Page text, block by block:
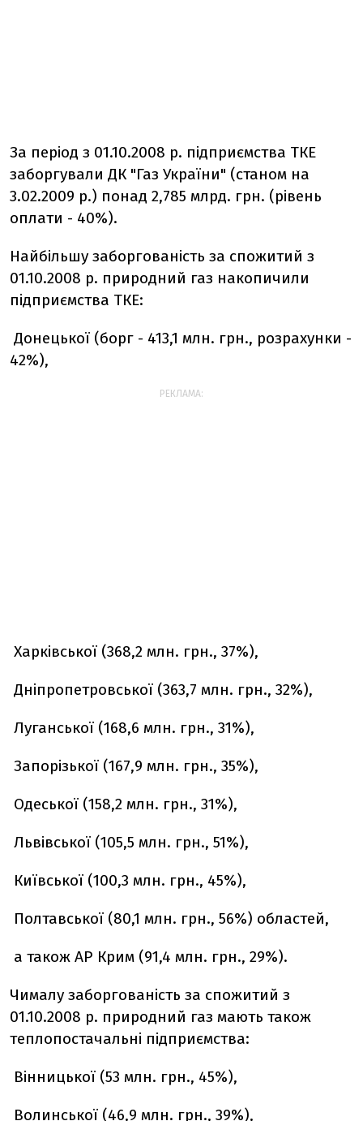
За період з 01.10.2008 р. підприємства ТКЕ
заборгували ДК "Газ України" (станом на
3.02.2009 р.) понад 2,785 млрд. грн. (рівень
оплати - 40%).
Найбільшу заборгованість за спожитий з
01.10.2008 р. природний газ накопичили
підприємства ТКЕ:
Донецької (борг - 413,1 млн. грн., розрахунки -
42%),
РЕКЛАМА:
Харківської (368,2 млн. грн., 37%),
Дніпропетровської (363,7 млн. грн., 32%),
Луганської (168,6 млн. грн., 31%),
Запорізької (167,9 млн. грн., 35%),
Одеської (158,2 млн. грн., 31%),
Львівської (105,5 млн. грн., 51%),
Київської (100,3 млн. грн., 45%),
Полтавської (80,1 млн. грн., 56%) областей,
а також АР Крим (91,4 млн. грн., 29%).
Чималу заборгованість за спожитий з
01.10.2008 р. природний газ мають також
теплопостачальні підприємства:
Вінницької (53 млн. грн., 45%),
Волинської (46,9 млн. грн., 39%),